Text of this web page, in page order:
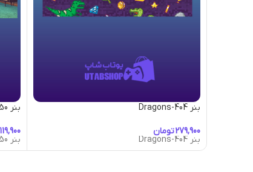
بنر 404-Dragons
تومان
بنر 404-Dragons
بنر 50’s-Lounge
بنر 50's-Lounge